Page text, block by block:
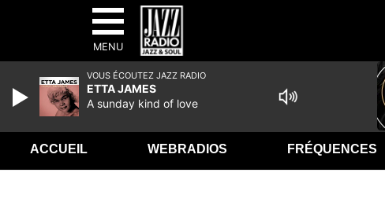
MENU
ACCUEIL WEBRADIOS FRÉQUENCES
VOUS ÉCOUTEZ JAZZ RADIO
ETTA JAMES
A sunday kind of love